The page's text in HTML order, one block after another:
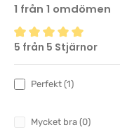
1 från 1 omdömen
Genomsnittligt betyg
5 från 5 Stjärnor
Perfekt (1)
Mycket bra (0)